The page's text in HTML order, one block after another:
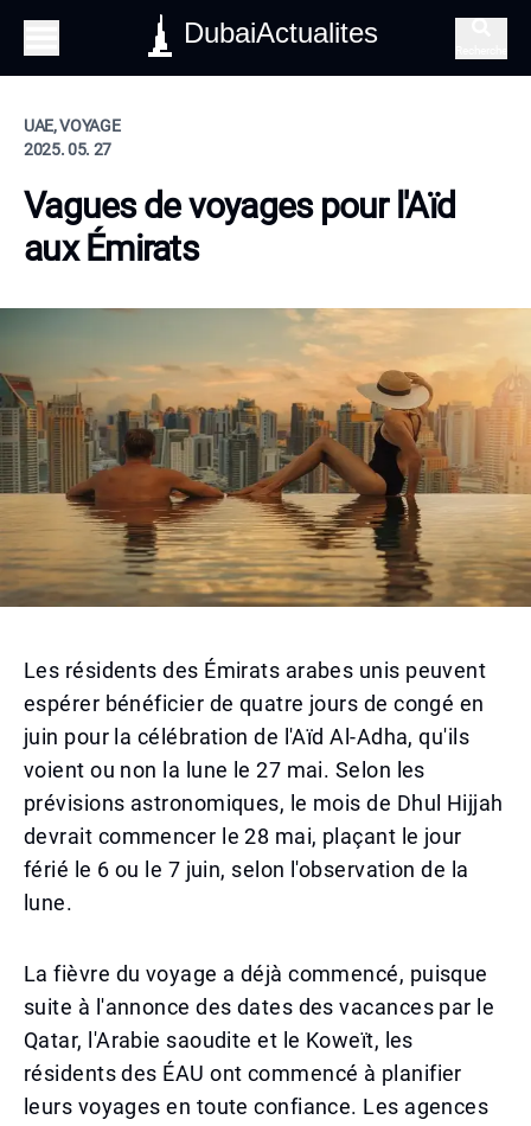
DubaiActualites
UAE, VOYAGE
2025. 05. 27
Vagues de voyages pour l'Aïd
aux Émirats
Les résidents des Émirats arabes unis peuvent
espérer bénéficier de quatre jours de congé en
juin pour la célébration de l'Aïd Al-Adha, qu'ils
voient ou non la lune le 27 mai. Selon les
prévisions astronomiques, le mois de Dhul Hijjah
devrait commencer le 28 mai, plaçant le jour
férié le 6 ou le 7 juin, selon l'observation de la
lune.
La fièvre du voyage a déjà commencé, puisque
suite à l'annonce des dates des vacances par le
Qatar, l'Arabie saoudite et le Koweït, les
résidents des ÉAU ont commencé à planifier
leurs voyages en toute confiance. Les agences